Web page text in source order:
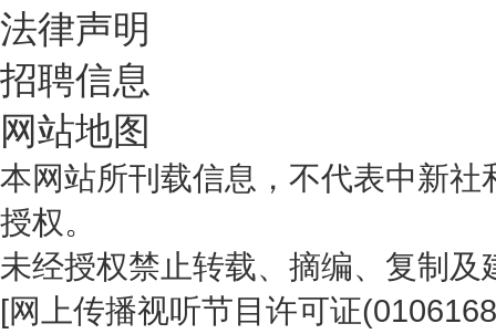
法律声明
招聘信息
网站地图
本网站所刊载信息，不代表中新
授权。
未经授权禁止转载、摘编、复制
[网上传播视听节目许可证